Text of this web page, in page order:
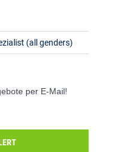
(all genders)
per E-Mail!